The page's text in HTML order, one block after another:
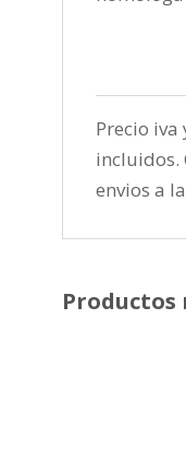
Precio
incluidos.
envios a
Productos